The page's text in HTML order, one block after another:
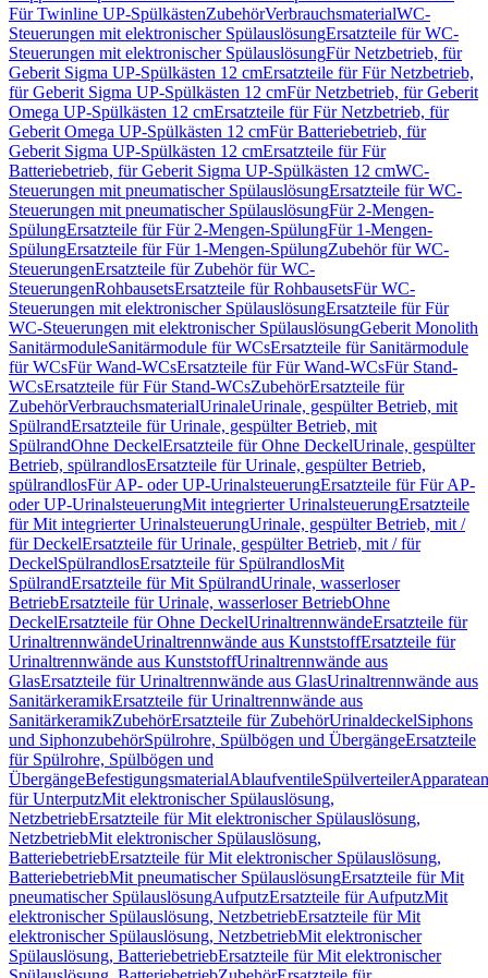
Für Twinline UP-SpülkästenZubehörVerbrauchsmaterialWC-
Steuerungen mit elektronischer SpülauslösungErsatzteile für WC-
Steuerungen mit elektronischer SpülauslösungFür Netzbetrieb, für
Geberit Sigma UP-Spülkästen 12 cmErsatzteile für Für Netzbetrieb,
für Geberit Sigma UP-Spülkästen 12 cmFür Netzbetrieb, für Geberit
Omega UP-Spülkästen 12 cmErsatzteile für Für Netzbetrieb, für
Geberit Omega UP-Spülkästen 12 cmFür Batteriebetrieb, für
Geberit Sigma UP-Spülkästen 12 cmErsatzteile für Für
Batteriebetrieb, für Geberit Sigma UP-Spülkästen 12 cmWC-
Steuerungen mit pneumatischer SpülauslösungErsatzteile für WC-
Steuerungen mit pneumatischer SpülauslösungFür 2-Mengen-
SpülungErsatzteile für Für 2-Mengen-SpülungFür 1-Mengen-
SpülungErsatzteile für Für 1-Mengen-SpülungZubehör für WC-
SteuerungenErsatzteile für Zubehör für WC-
SteuerungenRohbausetsErsatzteile für RohbausetsFür WC-
Steuerungen mit elektronischer SpülauslösungErsatzteile für Für
WC-Steuerungen mit elektronischer SpülauslösungGeberit Monolith
SanitärmoduleSanitärmodule für WCsErsatzteile für Sanitärmodule
für WCsFür Wand-WCsErsatzteile für Für Wand-WCsFür Stand-
WCsErsatzteile für Für Stand-WCsZubehörErsatzteile für
ZubehörVerbrauchsmaterialUrinaleUrinale, gespülter Betrieb, mit
SpülrandErsatzteile für Urinale, gespülter Betrieb, mit
SpülrandOhne DeckelErsatzteile für Ohne DeckelUrinale, gespülter
Betrieb, spülrandlosErsatzteile für Urinale, gespülter Betrieb,
spülrandlosFür AP- oder UP-UrinalsteuerungErsatzteile für Für AP-
oder UP-UrinalsteuerungMit integrierter UrinalsteuerungErsatzteile
für Mit integrierter UrinalsteuerungUrinale, gespülter Betrieb, mit /
für DeckelErsatzteile für Urinale, gespülter Betrieb, mit / für
DeckelSpülrandlosErsatzteile für SpülrandlosMit
SpülrandErsatzteile für Mit SpülrandUrinale, wasserloser
BetriebErsatzteile für Urinale, wasserloser BetriebOhne
DeckelErsatzteile für Ohne DeckelUrinaltrennwändeErsatzteile für
UrinaltrennwändeUrinaltrennwände aus KunststoffErsatzteile für
Urinaltrennwände aus KunststoffUrinaltrennwände aus
GlasErsatzteile für Urinaltrennwände aus GlasUrinaltrennwände aus
SanitärkeramikErsatzteile für Urinaltrennwände aus
SanitärkeramikZubehörErsatzteile für ZubehörUrinaldeckelSiphons
und SiphonzubehörSpülrohre, Spülbögen und ÜbergängeErsatzteile
für Spülrohre, Spülbögen und
ÜbergängeBefestigungsmaterialAblaufventileSpülverteiler
für UnterputzMit elektronischer Spülauslösung,
NetzbetriebErsatzteile für Mit elektronischer Spülauslösung,
NetzbetriebMit elektronischer Spülauslösung,
BatteriebetriebErsatzteile für Mit elektronischer Spülauslösung,
BatteriebetriebMit pneumatischer SpülauslösungErsatzteile für Mit
pneumatischer SpülauslösungAufputzErsatzteile für AufputzMit
elektronischer Spülauslösung, NetzbetriebErsatzteile für Mit
elektronischer Spülauslösung, NetzbetriebMit elektronischer
Spülauslösung, BatteriebetriebErsatzteile für Mit elektronischer